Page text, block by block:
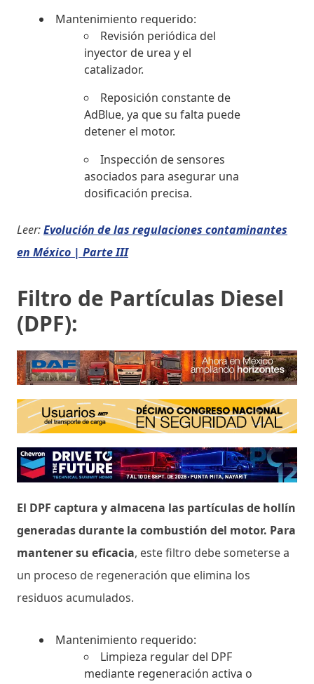
Mantenimiento requerido:
Revisión periódica del
inyector de urea y el
catalizador.
Reposición constante de
AdBlue, ya que su falta puede
detener el motor.
Inspección de sensores
asociados para asegurar una
dosificación precisa.
Leer:Evolución de las regulaciones contaminantes
en México | Parte III
Filtro de Partículas Diesel
(DPF):
El DPF captura y almacena las partículas de hollín
generadas durante la combustión del motor. Para
mantener su eficacia, este filtro debe someterse a
un proceso de regeneración que elimina los
residuos acumulados.
Mantenimiento requerido:
Limpieza regular del DPF
mediante regeneración activa o